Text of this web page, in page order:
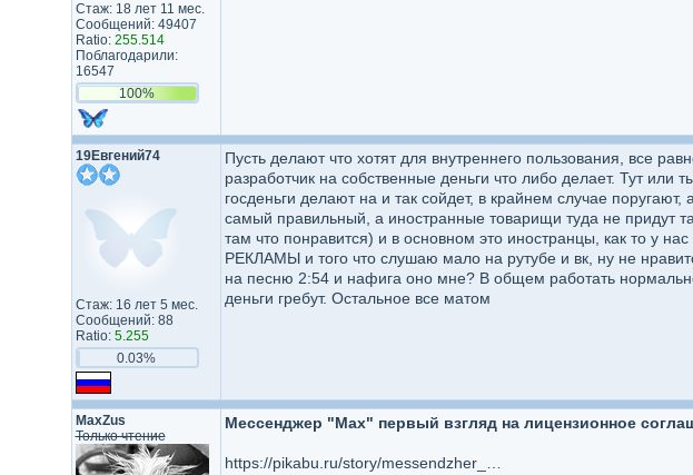
Стаж: 18 лет 11 мес.
Сообщений: 49407
Ratio: 255.514
Поблагодарили:
16547
100%
19Евгений74
Стаж: 16 лет 5 мес.
Сообщений: 88
Ratio: 5.255
0.03%
Пусть делают что хотят для внутреннего пользования, все
разработчик на собственные деньги что либо делает. Тут
госденьги делают на и так сойдет, в крайнем случае
самый правильный, а иностранные товарищи туда не придут
там что понравится) и в основном это иностранцы, как то у
РЕКЛАМЫ и того что слушаю мало на рутубе и вк, ну не
на песню 2:54 и нафига оно мне? В общем работать
деньги гребут. Остальное все матом
MaxZus
Только чтение
Мессенджер "Max" первый взгляд на лицензионное